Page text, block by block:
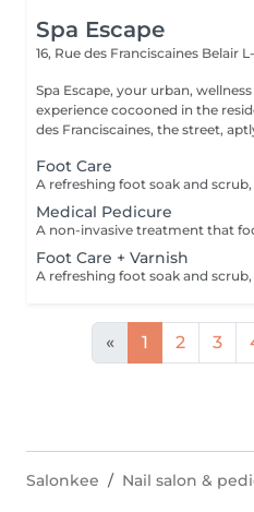
Spa Escape
16, Rue des Franciscaines Belair
Spa Escape, your urban,
experience cocooned in the
des Franciscaines, the street,
Foot Care
Medical Pedicure
Foot Care + Varnish
« 1 2 3
Salonkee Nail salon &